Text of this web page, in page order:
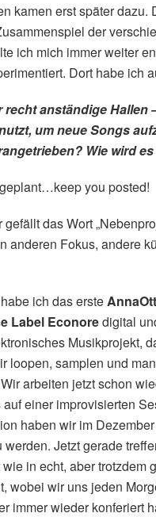
kamen erst später
der
ich mich immer weiter
Dort habe ich
anständige Hallen
um neue Songs
Wie wird
you posted!
gefällt das Wort
anderen Fokus, andere
ich das erste
Label Econoredigital
Musikprojekt,
loopen, samplen und
arbeiten jetzt schon
einer improvisierten
haben wir im
werden. Jetzt gerade
in echt, aber
wobei wir uns jeden
immer wieder konferiert